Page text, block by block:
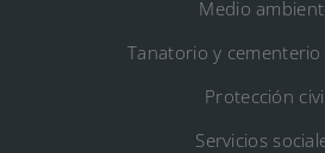
Medio
Tanatorio y cementerio
Protección
Servicios